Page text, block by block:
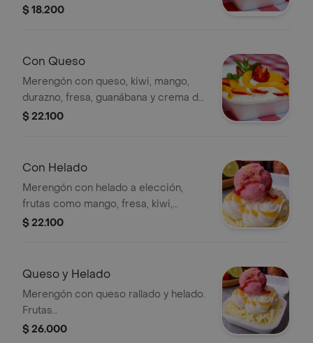
durazno, acompañado de crema de
$ 18.200
Con Queso
Merengón con queso, kiwi, mango,
durazno, fresa, guanábana y crema de
leche.
$ 22.100
Con Helado
Merengón con helado a elección,
frutas como mango, fresa, kiwi,
guanábana y durazno, crema de leche
$ 22.100
Queso y Helado
Merengón con queso rallado y helado.
Frutas
mango,fresa,kiwi,durazno,guanabana.
$ 26.000